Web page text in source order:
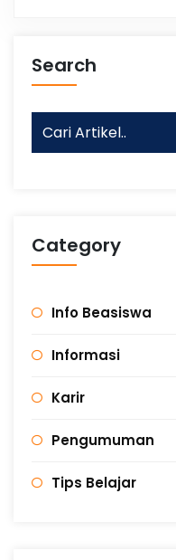
Search
Category
Info Beasiswa
Informasi
Karir
Pengumuman
Tips Belajar